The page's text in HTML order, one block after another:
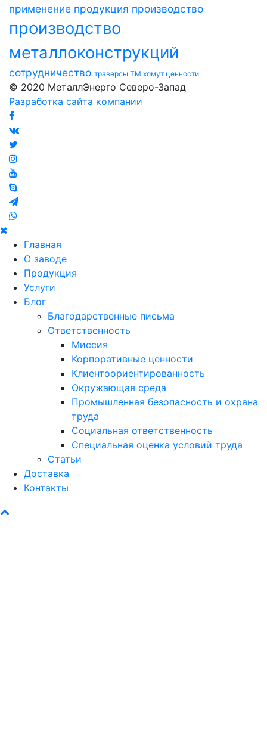
применение продукция производство
производство
металлоконструкций
сотрудничество траверсы ТМ хомут ценности
© 2020 МеталлЭнерго Северо-Запад
Разработка сайта компании
Главная
О заводе
Продукция
Услуги
Блог
Благодарственные письма
Ответственность
Миссия
Корпоративные ценности
Клиентоориентированность
Окружающая среда
Промышленная безопасность и охрана
труда
Социальная ответственность
Специальная оценка условий труда
Статьи
Доставка
Контакты